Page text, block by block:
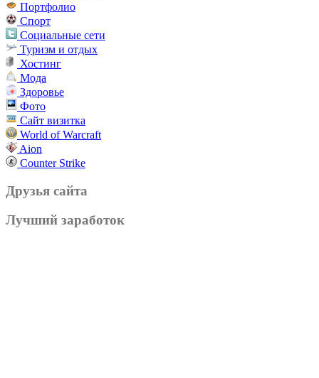
Портфолио
Спорт
Социальные сети
Туризм и отдых
Хостинг
Мода
Здоровье
Фото
Сайт визитка
World of Warcraft
Aion
Counter Strike
Друзья сайта
Лучший заработок